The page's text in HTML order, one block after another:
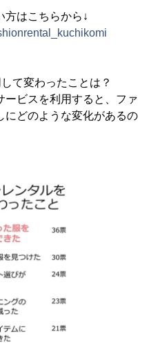
はこちらから↓
て変わったことは？
ービスを利用すると、ファ
にどのような変化があるの